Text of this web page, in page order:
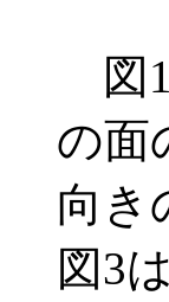
図1
の面
向き
図3